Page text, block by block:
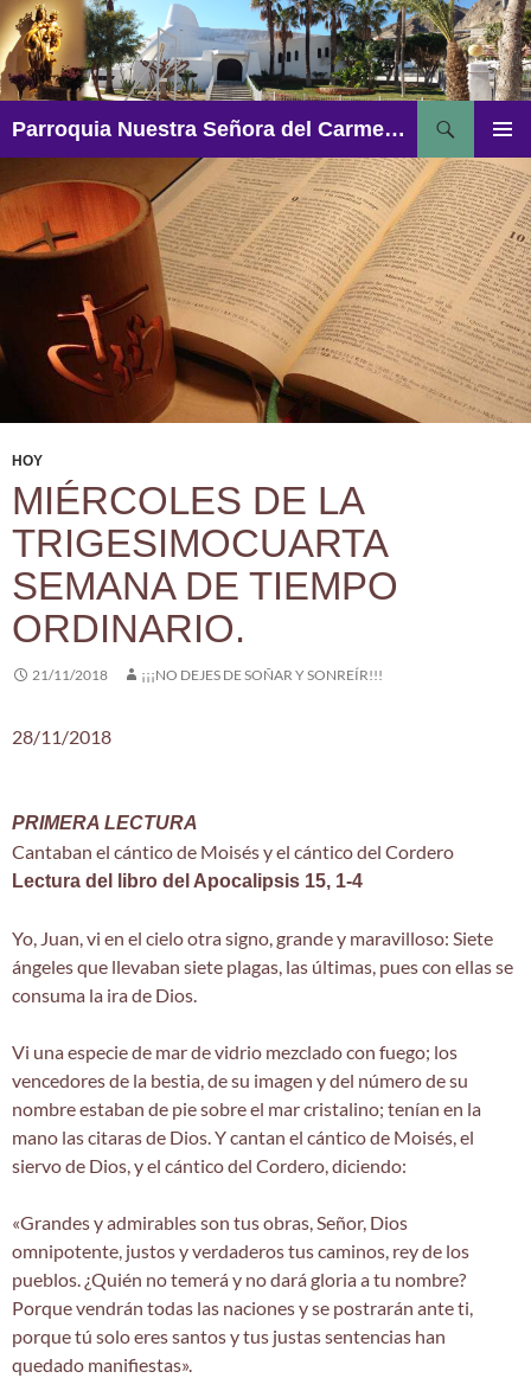
Saltar
al
contenido
Parroquia Nuestra Señora del Carmen – Aguadulce
MENÚ
HOY
MIÉRCOLES DE LA
TRIGESIMOCUARTA
SEMANA DE TIEMPO
ORDINARIO.
21/11/2018 ¡¡¡NO DEJES DE SOÑAR Y SONREÍR!!!
28/11/2018
PRIMERA LECTURA
Cantaban el cántico de Moisés y el cántico del Cordero
Lectura del libro del Apocalipsis 15, 1-4
Yo, Juan, vi en el cielo otra signo, grande y maravilloso: Siete
ángeles que llevaban siete plagas, las últimas, pues con ellas se
consuma la ira de Dios.
Vi una especie de mar de vidrio mezclado con fuego; los
vencedores de la bestia, de su imagen y del número de su
nombre estaban de pie sobre el mar cristalino; tenían en la
mano las citaras de Dios. Y cantan el cántico de Moisés, el
siervo de Dios, y el cántico del Cordero, diciendo:
«Grandes y admirables son tus obras, Señor, Dios
omnipotente, justos y verdaderos tus caminos, rey de los
pueblos. ¿Quién no temerá y no dará gloria a tu nombre?
Porque vendrán todas las naciones y se postrarán ante ti,
porque tú solo eres santos y tus justas sentencias han
quedado manifiestas».